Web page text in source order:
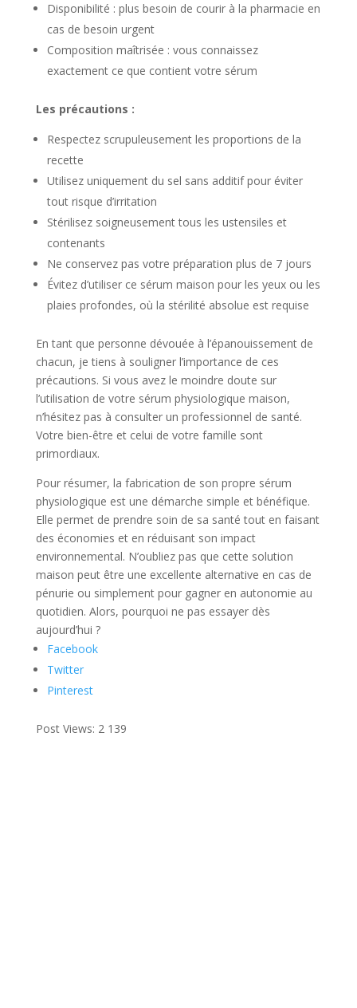
Disponibilité : plus besoin de courir à la pharmacie en
cas de besoin urgent
Composition maîtrisée : vous connaissez
exactement ce que contient votre sérum
Les précautions :
Respectez scrupuleusement les proportions de la
recette
Utilisez uniquement du sel sans additif pour éviter
tout risque d’irritation
Stérilisez soigneusement tous les ustensiles et
contenants
Ne conservez pas votre préparation plus de 7 jours
Évitez d’utiliser ce sérum maison pour les yeux ou les
plaies profondes, où la stérilité absolue est requise
En tant que personne dévouée à l’épanouissement de
chacun, je tiens à souligner l’importance de ces
précautions. Si vous avez le moindre doute sur
l’utilisation de votre sérum physiologique maison,
n’hésitez pas à consulter un professionnel de santé.
Votre bien-être et celui de votre famille sont
primordiaux.
Pour résumer, la fabrication de son propre sérum
physiologique est une démarche simple et bénéfique.
Elle permet de prendre soin de sa santé tout en faisant
des économies et en réduisant son impact
environnemental. N’oubliez pas que cette solution
maison peut être une excellente alternative en cas de
pénurie ou simplement pour gagner en autonomie au
quotidien. Alors, pourquoi ne pas essayer dès
aujourd’hui ?
Facebook
Twitter
Pinterest
Post Views: 2 139